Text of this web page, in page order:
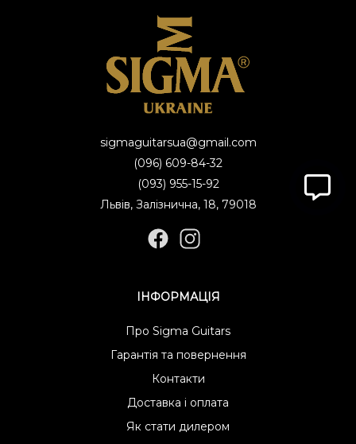
sigmaguitarsua@gmail.com
(096) 609-84-32
(093) 955-15-92
Львів, Залізнична, 18, 79018
ІНФОРМАЦІЯ
Про Sigma Guitars
Гарантія та повернення
Контакти
Доставка і оплата
Як стати дилером